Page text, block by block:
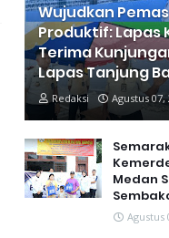
Wujudkan
Produktif: Lapas
Terima
Lapas Tanjung
Redaksi Agustus 07,
Medan
Agustus